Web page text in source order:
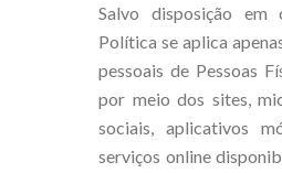
Salvo disposição em
Política se aplica
pessoais de Pessoas
por meio dos sites,
sociais, aplicativos
serviços online